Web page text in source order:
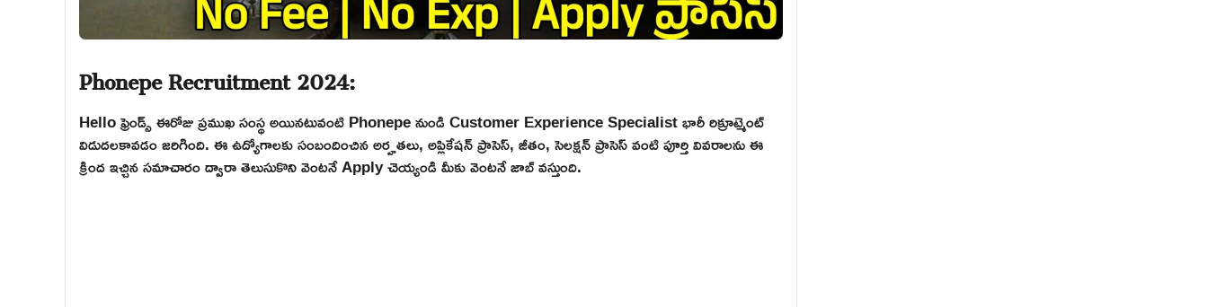
Phonepe Recruitment 2024:
Hello ఫ్రెండ్స్ ఈరోజు ప్రముఖ సంస్థ అయినటువంటి Phonepe నుండి Customer Experience Specialist భారీ రిక్రూట్మెంట్
విడుదలకావడం జరిగింది. ఈ ఉద్యోగాలకు సంబందించిన అర్హతలు, అప్లికేషన్ ప్రాసెస్, జీతం, సెలక్షన్ ప్రాసెస్ వంటి పూర్తి వివరాలను ఈ
క్రింద ఇచ్చిన సమాచారం ద్వారా తెలుసుకొని వెంటనే Apply చెయ్యండి మీకు వెంటనే జాబ్ వస్తుంది.